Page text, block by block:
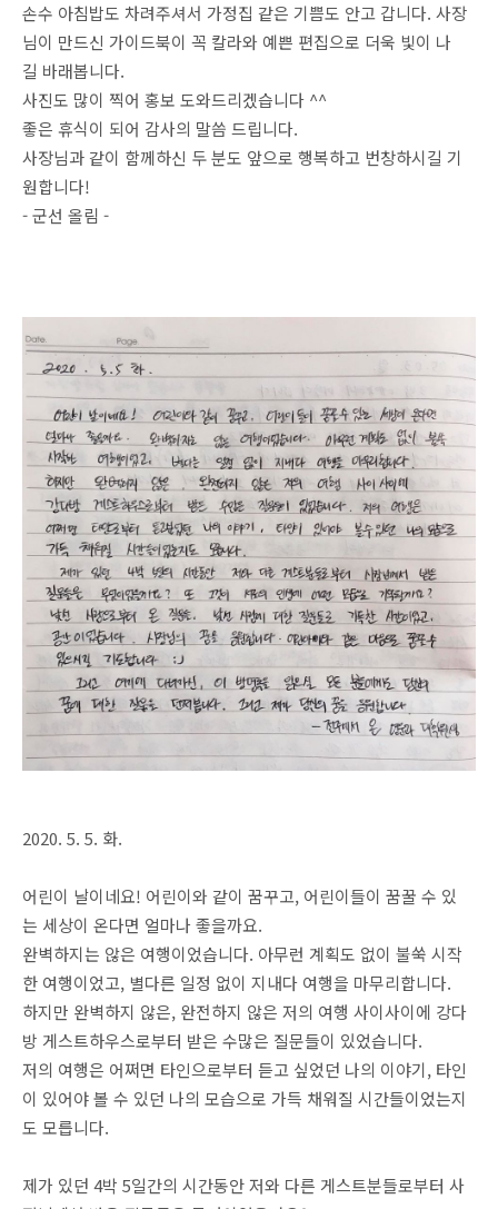
손수 아침밥도 차려주셔서 가정집 같은 기쁨도 안고 갑니다. 사장
님이 만드신 가이드북이 꼭 칼라와 예쁜 편집으로 더욱 빛이 나
길 바래봅니다.
사진도 많이 찍어 홍보 도와드리겠습니다 ^^
좋은 휴식이 되어 감사의 말씀 드립니다.
사장님과 같이 함께하신 두 분도 앞으로 행복하고 번창하시길 기
원합니다!
- 군선 올림 -
2020. 5. 5. 화.
어린이 날이네요! 어린이와 같이 꿈꾸고, 어린이들이 꿈꿀 수 있
는 세상이 온다면 얼마나 좋을까요.
완벽하지는 않은 여행이었습니다. 아무런 계획도 없이 불쑥 시작
한 여행이었고, 별다른 일정 없이 지내다 여행을 마무리합니다.
하지만 완벽하지 않은, 완전하지 않은 저의 여행 사이사이에 강다
방 게스트하우스로부터 받은 수많은 질문들이 있었습니다.
저의 여행은 어쩌면 타인으로부터 듣고 싶었던 나의 이야기, 타인
이 있어야 볼 수 있던 나의 모습으로 가득 채워질 시간들이었는지
도 모릅니다.
제가 있던 4박 5일간의 시간동안 저와 다른 게스트분들로부터 사